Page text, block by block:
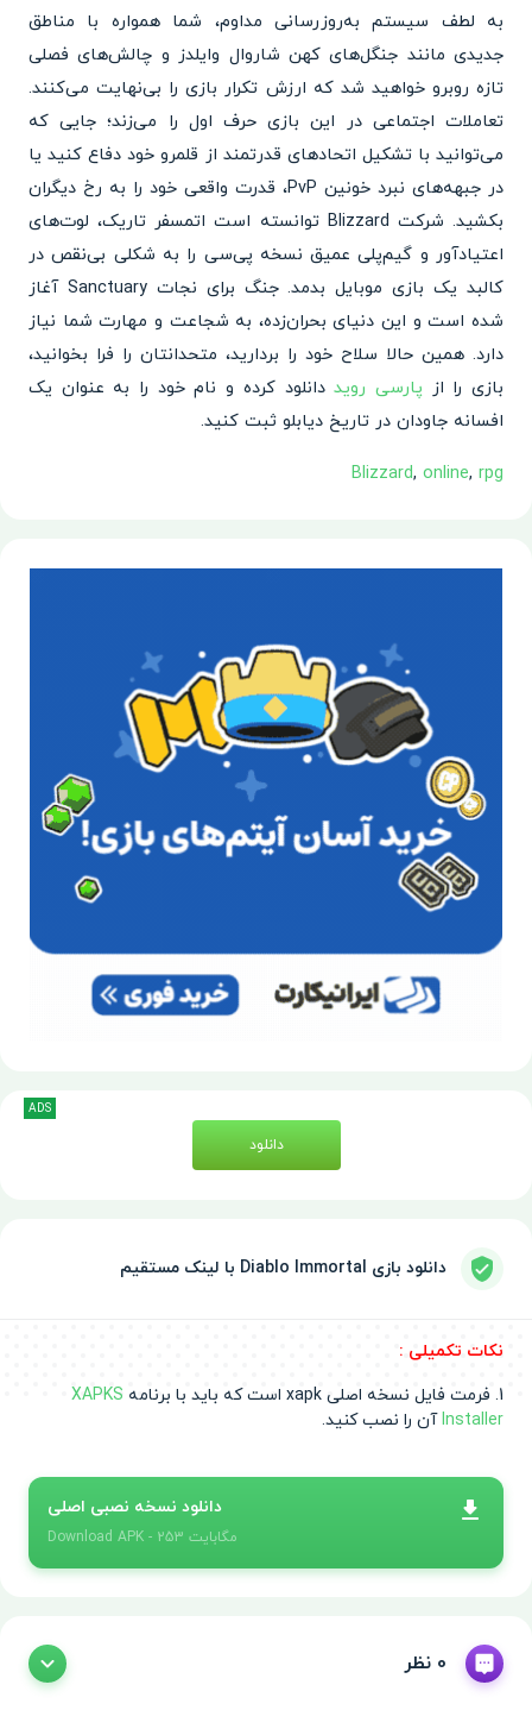
به لطف سیستم به‌روزرسانی مداوم، شما همواره با مناطق
جدیدی مانند جنگل‌های کهن شاروال وایلدز و چالش‌های فصلی
تازه روبرو خواهید شد که ارزش تکرار بازی را بی‌نهایت می‌کنند.
تعاملات اجتماعی در این بازی حرف اول را می‌زند؛ جایی که
می‌توانید با تشکیل اتحادهای قدرتمند از قلمرو خود دفاع کنید یا
در جبهه‌های نبرد خونین PvP، قدرت واقعی خود را به رخ دیگران
بکشید. شرکت Blizzard توانسته است اتمسفر تاریک، لوت‌های
اعتیادآور و گیم‌پلی عمیق نسخه پی‌سی را به شکلی بی‌نقص در
کالبد یک بازی موبایل بدمد. جنگ برای نجات Sanctuary آغاز
شده است و این دنیای بحران‌زده، به شجاعت و مهارت شما نیاز
دارد. همین حالا سلاح خود را بردارید، متحدانتان را فرا بخوانید،
بازی را از پارسی رویددانلود کرده و نام خود را به عنوان یک
افسانه جاودان در تاریخ دیابلو ثبت کنید.
Blizzard, online, rpg
دانلود
ADS
دانلود بازی Diablo Immortal با لینک مستقیم
نکات تکمیلی :
1. فرمت فایل نسخه اصلی xapk است که باید با برنامه
XAPKS
Installerآن را نصب کنید.
دانلود نسخه نصبی اصلی
Download APK - 253 مگابایت
0 نظر